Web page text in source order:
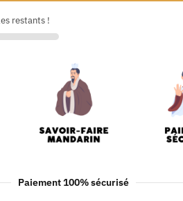
restants !
Paiement 100% sécurisé